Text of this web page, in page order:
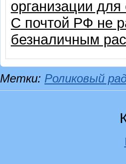
организации
С почтой РФ не
безналичным
Метки: Роликовый